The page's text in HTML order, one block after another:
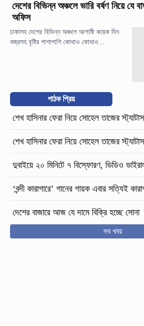
দেশের বিভিন্ন অঞ্চলে ভারি বর্ষণ নিয়ে যে
অফিস
ঢাকাসহ দেশের বিভিন্ন অঞ্চলে আগামী কয়েক দিন
বজ্রসহ বৃষ্টির পাশাপাশি কোথাও কোথাও...
পাঠক প্রিয়
শেখ হাসিনার ফেরা নিয়ে সোহেল তাজের স্ট্যাটাস
শেখ হাসিনার ফেরা নিয়ে সোহেল তাজের স্ট্যাটাস
দুবাইয়ে ২০ মিনিটে ৭ বিস্ফোরণ, ভিডিও
‘বন্দী কারাগারে’ গানের গায়ক এবার সত্যিই
দেশের বাজারে আজ যে দামে বিক্রি হচ্ছে সোনা
সব খবর